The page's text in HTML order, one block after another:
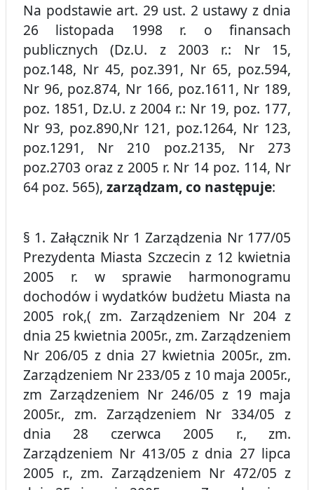
Na podstawie art. 29 ust. 2 ustawy z dnia
26 listopada 1998 r. o finansach
publicznych (Dz.U. z 2003 r.: Nr 15,
poz.148, Nr 45, poz.391, Nr 65, poz.594,
Nr 96, poz.874, Nr 166, poz.1611, Nr 189,
poz. 1851, Dz.U. z 2004 r.: Nr 19, poz. 177,
Nr 93, poz.890,Nr 121, poz.1264, Nr 123,
poz.1291, Nr 210 poz.2135, Nr 273
poz.2703 oraz z 2005 r. Nr 14 poz. 114, Nr
64 poz. 565), zarządzam, co następuje:
§ 1. Załącznik Nr 1 Zarządzenia Nr 177/05
Prezydenta Miasta Szczecin z 12 kwietnia
2005 r. w sprawie harmonogramu
dochodów i wydatków budżetu Miasta na
2005 rok,( zm. Zarządzeniem Nr 204 z
dnia 25 kwietnia 2005r., zm. Zarządzeniem
Nr 206/05 z dnia 27 kwietnia 2005r., zm.
Zarządzeniem Nr 233/05 z 10 maja 2005r.,
zm Zarządzeniem Nr 246/05 z 19 maja
2005r., zm. Zarządzeniem Nr 334/05 z
dnia 28 czerwca 2005 r., zm.
Zarządzeniem Nr 413/05 z dnia 27 lipca
2005 r., zm. Zarządzeniem Nr 472/05 z